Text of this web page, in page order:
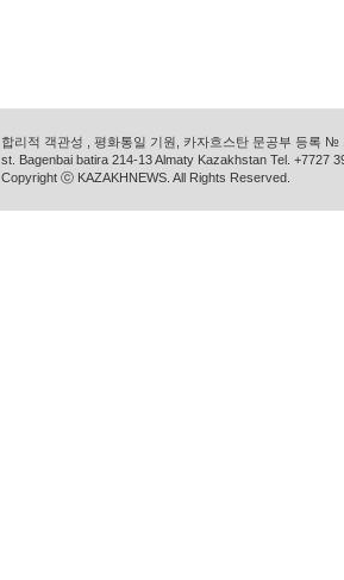
합리적 객관성 , 평화통일 기원, 카자흐스탄 문공부 등록
st. Bagenbai batira 214-13 Almaty Kazakhstan Tel. +7727
Copyright ⓒ KAZAKHNEWS. All Rights Reserved.